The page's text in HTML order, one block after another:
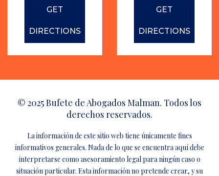
GET
DIRECTIONS
GET
DIRECTIONS
© 2025 Bufete de Abogados Malman. Todos los
derechos reservados.
La información de este sitio web tiene únicamente fines
informativos generales. Nada de lo que se encuentra aquí debe
interpretarse como asesoramiento legal para ningún caso o
situación particular. Esta información no pretende crear, y su